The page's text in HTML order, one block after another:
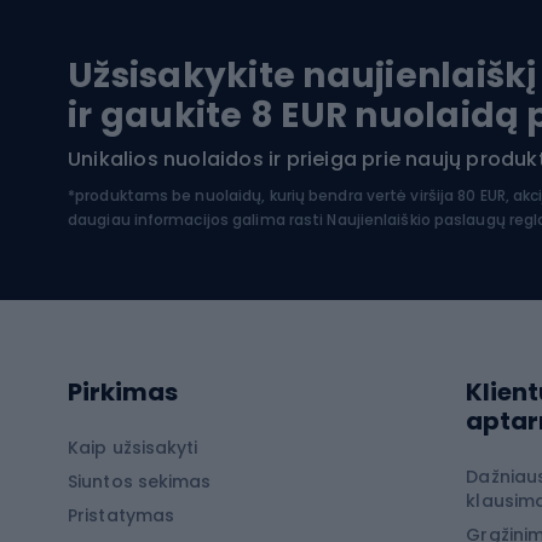
SUP lentos
Hidrokostiumai nardymui
Turistinė apranga
Žygio šortai
Neperpučiamos striukės
Žygio marškinėliai
Terminiai apatiniai
Užsisakykite naujienlaiškį
ir gaukite 8 EUR
Unikalios nuolaidos ir prieiga prie naujų
*produktams be nuolaidų, kurių bendra vertė viršija 80 EUR,
daugiau informacijos galima rasti Naujienlaiškio paslaugų
Pirkimas
Kaip užsisakyti
Siuntos sekimas
Pristatymas